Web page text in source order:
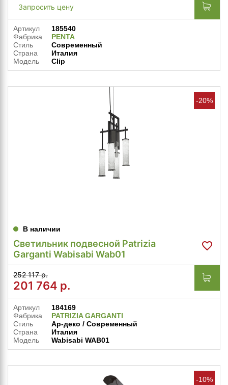
Запросить цену
Артикул
185540
Фабрика
PENTA
Стиль
Современный
Страна
Италия
Модель
Clip
-20%
В наличии
Светильник подвесной Patrizia
Garganti Wabisabi Wab01
252 117 р.
201 764 р.
Артикул
184169
Фабрика
PATRIZIA GARGANTI
Стиль
Ар-деко / Современный
Страна
Италия
Модель
Wabisabi WAB01
-10%